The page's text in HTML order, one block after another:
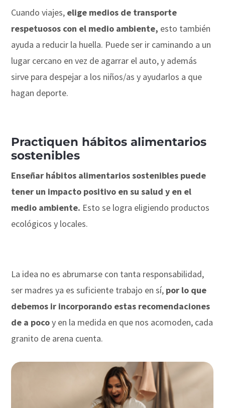
Cuando viajes, elige medios de transporte
respetuosos con el medio ambiente, esto también
ayuda a reducir la huella. Puede ser ir caminando a un
lugar cercano en vez de agarrar el auto, y además
sirve para despejar a los niños/as y ayudarlos a que
hagan deporte.
Practiquen hábitos alimentarios
sostenibles
Enseñar hábitos alimentarios sostenibles puede
tener un impacto positivo en su salud y en el
medio ambiente. Esto se logra eligiendo productos
ecológicos y locales.
La idea no es abrumarse con tanta responsabilidad,
ser madres ya es suficiente trabajo en sí, por lo que
debemos ir incorporando estas recomendaciones
de a pocoy en la medida en que nos acomoden, cada
granito de arena cuenta.